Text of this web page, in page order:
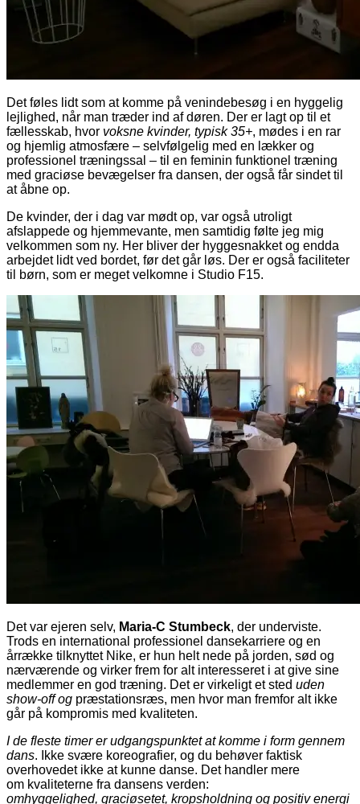
Det føles lidt som at komme på venindebesøg i en hyggelig
lejlighed, når man træder ind af døren. Der er lagt op til et
fællesskab, hvor voksne kvinder, typisk 35+, mødes i en rar
og hjemlig atmosfære – selvfølgelig med en lækker og
professionel træningssal – til en feminin funktionel træning
med graciøse bevægelser fra dansen, der også får sindet til
at åbne op.
De kvinder, der i dag var mødt op, var også utroligt
afslappede og hjemmevante, men samtidig følte jeg mig
velkommen som ny. Her bliver der hyggesnakket og endda
arbejdet lidt ved bordet, før det går løs. Der er også faciliteter
til børn, som er meget velkomne i Studio F15.
Det var ejeren selv, Maria-C Stumbeck, der underviste.
Trods en international professionel dansekarriere og en
årrække tilknyttet Nike, er hun helt nede på jorden, sød og
nærværende og virker frem for alt interesseret i at give sine
medlemmer en god træning. Det er virkeligt et sted uden
show-off og præstationsræs, men hvor man fremfor alt ikke
går på kompromis med kvaliteten.
I de fleste timer er udgangspunktet at komme i form gennem
dans. Ikke svære koreografier, og du behøver faktisk
overhovedet ikke at kunne danse. Det handler mere
om kvaliteterne fra dansens verden:
omhyggelighed, graciøsetet, kropsholdning og positiv energi